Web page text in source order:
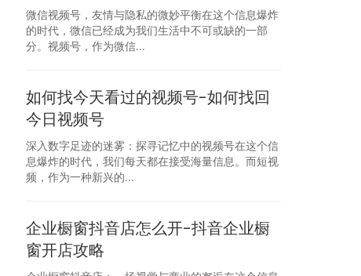
微信视频号，友情与隐私的微妙平衡在这个信息爆炸
的时代，微信已经成为我们生活中不可或缺的一部
分。视频号，作为微信...
如何找今天看过的视频号-如何找回
今日视频号
深入数字足迹的迷雾：探寻记忆中的视频号在这个信
息爆炸的时代，我们每天都在接受海量信息。而短视
频，作为一种新兴的...
企业橱窗抖音店怎么开-抖音企业橱
窗开店攻略